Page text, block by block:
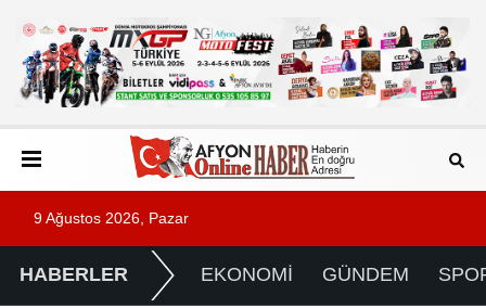
9 Ağustos 2026, Pazar
HABERLER EKONOMİ GÜNDEM